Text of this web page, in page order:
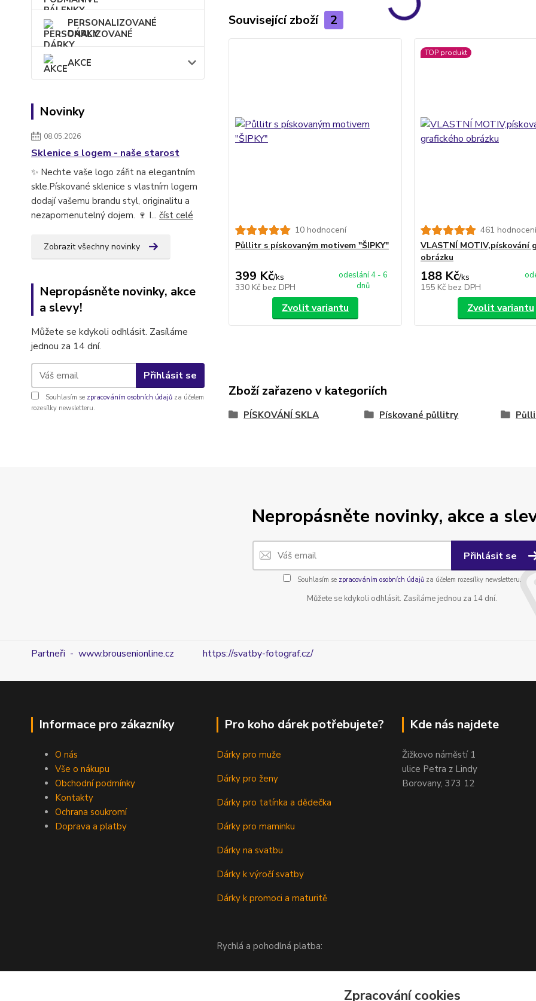
PERSONALIZOVANÉ
DÁRKY
AKCE
Novinky
08.05.2026
Sklenice s logem - naše starost
✨ Nechte vaše logo zářit na elegantním
skle.Pískované sklenice s vlastním logem
dodají vašemu brandu styl, originalitu a
nezapomenutelný dojem. 🍷 I... číst celé
Zobrazit všechny novinky
Nepropásněte novinky, akce
a slevy!
Můžete se kdykoli odhlásit. Zasíláme
jednou za 14 dní.
Přihlásit se
Souhlasím se zpracováním osobních údajů za účelem
rozesílky newsletteru.
Související zboží 2
10 hodnocení
Půllitr s pískovaným motivem "ŠIPKY"
399 Kč/ks
330 Kč bez DPH
odeslání 4 - 6
dnů
Zvolit variantu
TOP produkt
461 hodnocení
VLASTNÍ MOTIV,pískování
obrázku
188 Kč/ks
155 Kč bez DPH
Zvolit variantu
Zboží zařazeno v kategoriích
PÍSKOVÁNÍ SKLA Pískované půllitry
Nepropásněte novinky, akce a
Přihlásit se
Souhlasím se zpracováním osobních údajůza účelem rozesílky newsletteru.
Můžete se kdykoli odhlásit. Zasíláme jednou za 14 dní.
Partneři - www.brousenionline.cz https://svatby-fotograf.cz/
Informace pro zákazníky
O nás
Vše o nákupu
Obchodní podmínky
Kontakty
Ochrana soukromí
Doprava a platby
Pro koho dárek potřebujete?
Dárky pro muže
Dárky pro ženy
Dárky pro tatínka a dědečka
Dárky pro maminku
Dárky na svatbu
Dárky k výročí svatby
Dárky k promoci a maturitě
Rychlá a pohodlná platba:
Kde nás najdete
Žižkovo náměstí 1
ulice Petra z Lindy
Borovany, 373 12
Zpracování cookies